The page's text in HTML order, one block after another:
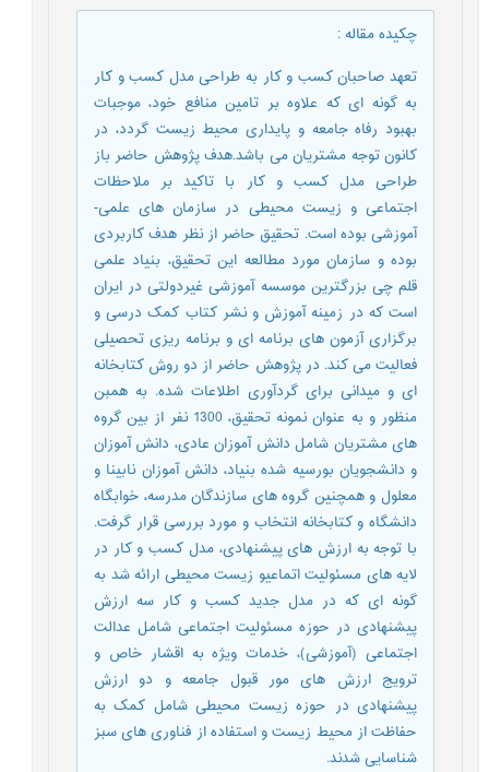
چکیده مقاله:
تعهد صاحبان کسب و کار به طراحی مدل کسب و کار
به گونه ای که علاوه بر تامین منافع خود، موجبات
بهبود رفاه جامعه و پایداری محیط زیست گردد، در
کانون توجه مشتریان می باشد.هدف پژوهش حاضر باز
طراحی مدل کسب و کار با تاکید بر ملاحظات
اجتماعی و زیست محیطی در سازمان های علمی-
آموزشی بوده است. تحقیق حاضر از نظر هدف کاربردی
بوده و سازمان مورد مطالعه این تحقیق، بنیاد علمی
قلم چی بزرگترین موسسه آموزشی غیردولتی در ایران
است که در زمینه آموزش و نشر کتاب کمک درسی و
برگزاری آزمون های برنامه ای و برنامه ریزی تحصیلی
فعالیت می کند. در پژوهش حاضر از دو روش کتابخانه
ای و میدانی برای گردآوری اطلاعات شده. به همبن
منظور و به عنوان نمونه تحقیق، 1300 نفر از بین گروه
های مشتریان شامل دانش آموزان عادی، دانش آموزان
و دانشجویان بورسیه شده بنیاد، دانش آموزان نابینا و
معلول و همچنین گروه های سازندگان مدرسه، خوابگاه
دانشگاه و کتابخانه انتخاب و مورد بررسی قرار گرفت.
با توجه به ارزش های پیشنهادی، مدل کسب و کار در
لایه های مسئولیت اتماعیو زیست محیطی ارائه شد به
گونه ای که در مدل جدید کسب و کار سه ارزش
پیشنهادی در حوزه مسئولیت اجتماعی شامل عدالت
اجتماعی (آموزشی)، خدمات ویژه به اقشار خاص و
ترویج ارزش های مور قبول جامعه و دو ارزش
پیشنهادی در حوزه زیست محیطی شامل کمک به
حفاظت از محیط زیست و استفاده از فناوری های سبز
شناسایی شدند.